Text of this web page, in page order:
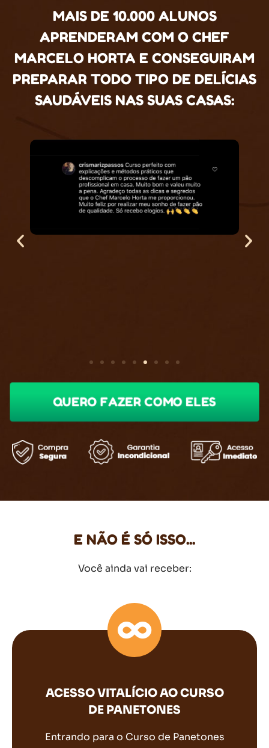
MAIS DE 10.000 ALUNOS
APRENDERAM COM O CHEF
MARCELO HORTA E CONSEGUIRAM
PREPARAR TODO TIPO DE DELÍCIAS
SAUDÁVEIS NAS SUAS CASAS:
QUERO FAZER COMO ELES
E NÃO É SÓ ISSO...
Você ainda vai receber:
ACESSO VITALÍCIO AO CURSO
DE PANETONES
Entrando para o Curso de Panetones